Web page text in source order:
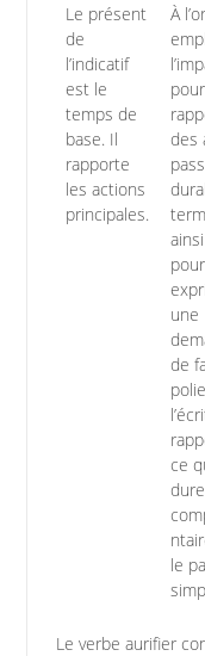
Le présent
de
l’indicatif
est le
temps de
base. Il
rapporte
les actions
principales.
À
pour
des
pour
une
de
ce
le
Le verbe aurifier